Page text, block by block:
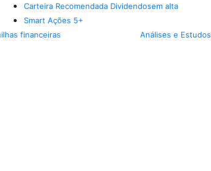
Carteira Recomendada Dividendosem alta
Smart Ações 5+
financeiras Análises e Estudos